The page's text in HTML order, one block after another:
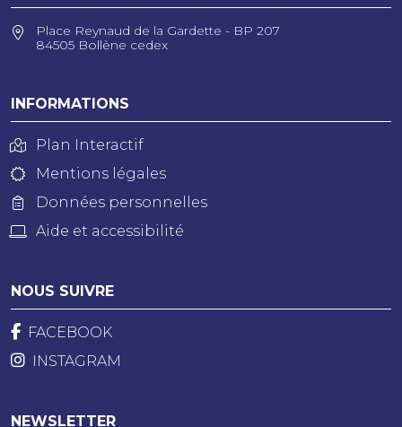
Place Reynaud de la Gardette - BP 207
84505 Bollène cedex
INFORMATIONS
Plan Interactif
Mentions légales
Données personnelles
Aide et accessibilité
NOUS SUIVRE
FACEBOOK
INSTAGRAM
NEWSLETTER